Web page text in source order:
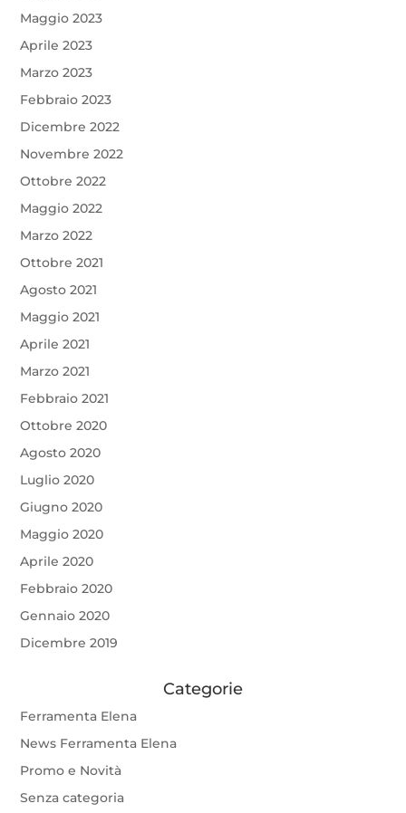
Maggio 2023
Aprile 2023
Marzo 2023
Febbraio 2023
Dicembre 2022
Novembre 2022
Ottobre 2022
Maggio 2022
Marzo 2022
Ottobre 2021
Agosto 2021
Maggio 2021
Aprile 2021
Marzo 2021
Febbraio 2021
Ottobre 2020
Agosto 2020
Luglio 2020
Giugno 2020
Maggio 2020
Aprile 2020
Febbraio 2020
Gennaio 2020
Dicembre 2019
Categorie
Ferramenta Elena
News Ferramenta Elena
Promo e Novità
Senza categoria